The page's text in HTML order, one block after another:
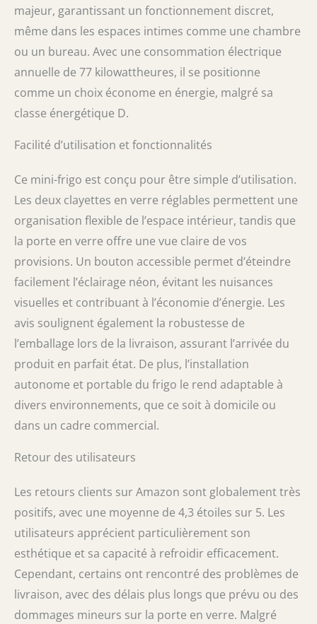
majeur, garantissant un fonctionnement discret,
même dans les espaces intimes comme une chambre
ou un bureau. Avec une consommation électrique
annuelle de 77 kilowattheures, il se positionne
comme un choix économe en énergie, malgré sa
classe énergétique D.
Facilité d’utilisation et fonctionnalités
Ce mini-frigo est conçu pour être simple d’utilisation.
Les deux clayettes en verre réglables permettent une
organisation flexible de l’espace intérieur, tandis que
la porte en verre offre une vue claire de vos
provisions. Un bouton accessible permet d’éteindre
facilement l’éclairage néon, évitant les nuisances
visuelles et contribuant à l’économie d’énergie. Les
avis soulignent également la robustesse de
l’emballage lors de la livraison, assurant l’arrivée du
produit en parfait état. De plus, l’installation
autonome et portable du frigo le rend adaptable à
divers environnements, que ce soit à domicile ou
dans un cadre commercial.
Retour des utilisateurs
Les retours clients sur Amazon sont globalement très
positifs, avec une moyenne de 4,3 étoiles sur 5. Les
utilisateurs apprécient particulièrement son
esthétique et sa capacité à refroidir efficacement.
Cependant, certains ont rencontré des problèmes de
livraison, avec des délais plus longs que prévu ou des
dommages mineurs sur la porte en verre. Malgré